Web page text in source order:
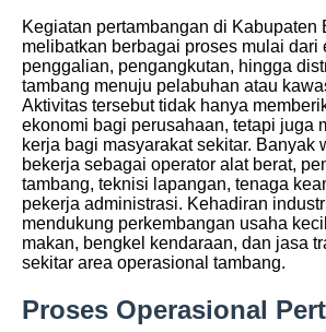
Kegiatan pertambangan di Kabupaten
melibatkan berbagai proses mulai dari
penggalian, pengangkutan, hingga
tambang menuju pelabuhan atau
Aktivitas tersebut tidak hanya
ekonomi bagi perusahaan, tetapi juga
kerja bagi masyarakat sekitar. Banyak
bekerja sebagai operator alat berat,
tambang, teknisi lapangan, tenaga
pekerja administrasi. Kehadiran
mendukung perkembangan usaha
makan, bengkel kendaraan, dan jasa
sekitar area operasional tambang.
Proses Operasional